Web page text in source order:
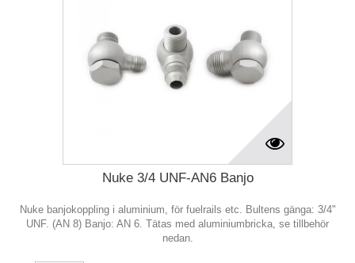
Nuke 3/4 UNF-AN6 Banjo
Nuke banjokoppling i aluminium, för fuelrails etc. Bultens gänga: 3/4"
UNF. (AN 8) Banjo: AN 6. Tätas med aluminiumbricka, se tillbehör
nedan.